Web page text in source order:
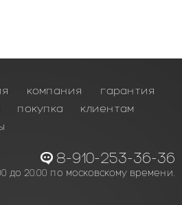
компания
гарантия
покупка
клиентам
8-910-253-36-36
до 20.00 по московскому времени.